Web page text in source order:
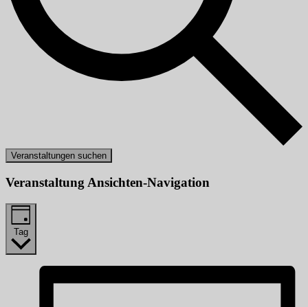
Veranstaltungen suchen
Veranstaltung Ansichten-Navigation
Tag